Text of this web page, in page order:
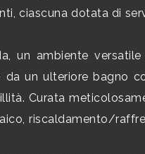
ciascuna dotata di
un ambiente
un ulteriore bagno
Curata
riscaldamento/